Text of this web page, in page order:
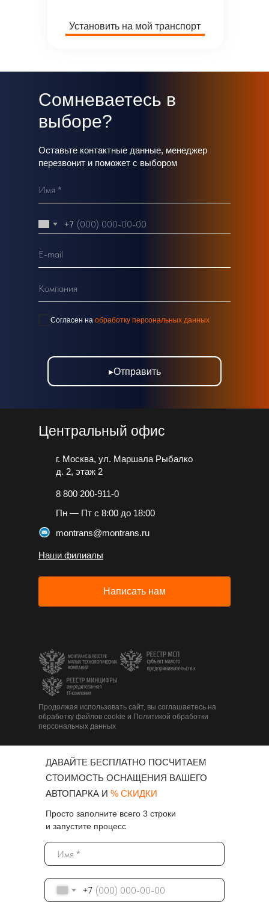
Установить на мой транспорт
Сомневаетесь в
выборе?
Оставьте контактные данные, менеджер
перезвонит и поможет с выбором
Имя *
+7
E-mail
Компания
Согласен на обработку персональных данных
▸Отправить
г. Москва, ул. Маршала Рыбалко
д. 2, этаж 2
Центральный офис
8 800 200-911-0
Пн — Пт с 8:00 до 18:00
montrans@montrans.ru
Наши филиалы
Написать нам
Продолжая использовать сайт, вы соглашаетесь на
обработку файлов cookie и Политикой обработки
персональных данных
ДАВАЙТЕ БЕСПЛАТНО ПОСЧИТАЕМ
СТОИМОСТЬ ОСНАЩЕНИЯ ВАШЕГО
АВТОПАРКА И % СКИДКИ
Просто заполните всего 3 строки
и запустите процесс
+7